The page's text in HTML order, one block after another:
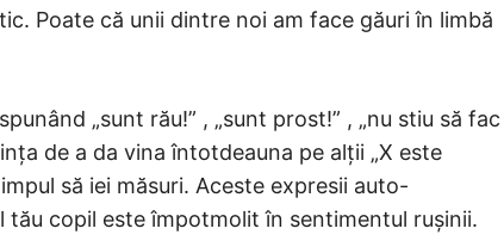
Poate că unii dintre noi am face găuri în limbă
„sunt rău!” , „sunt prost!” , „nu stiu să fac
de a da vina întotdeauna pe alții „X este
să iei măsuri. Aceste expresii auto-
tău copil este împotmolit în sentimentul rușinii.